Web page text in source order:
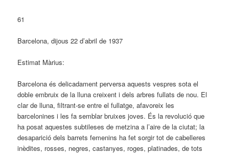
61
Barcelona, dijous 22 d’abril de 1937
Estimat Màrius:
Barcelona és delicadament perversa aquests vespres sota el
doble embruix de la lluna creixent i dels arbres fullats de nou. El
clar de lluna, filtrant-se entre el fullatge, afavoreix les
barcelonines i les fa semblar bruixes joves. És la revolució que
ha posat aquestes subtileses de metzina a l’aire de la ciutat; la
desaparició dels barrets femenins ha fet sorgir tot de cabelleres
inèdites, rosses, negres, castanyes, roges, platinades, de tots